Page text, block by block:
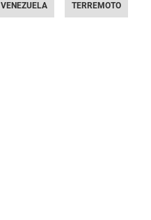
VENEZUELA TERREMOTO